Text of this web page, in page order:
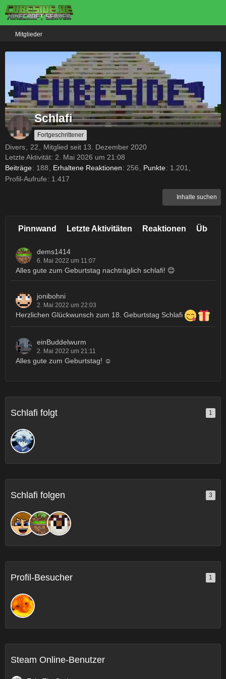
Mitglieder
Schlafi
Fortgeschrittener
Divers 22
Mitglied seit 13. Dezember 2020
Letzte Aktivität: 2. Mai 2026 um 21:08
Beiträge
188 Erhaltene Reaktionen 256 Punkte
1.201
Profil-Aufrufe
1.417
Inhalte suchen
Pinnwand Letzte Aktivitäten Reaktionen Über
dems1414
6. Mai 2022 um 11:07
Alles gute zum Geburtstag nachträglich schlafi! 😊
jonibohni
2. Mai 2022 um 22:03
Herzlichen Glückwunsch zum 18. Geburtstag Schlafi
einBuddelwurm
2. Mai 2022 um 21:11
Alles gute zum Geburtstag! ☺️
Schlafi folgt 1
Schlafi folgen 3
Profil-Besucher 1
Steam Online-Benutzer